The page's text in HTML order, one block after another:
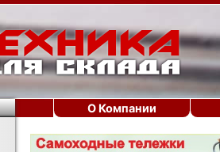
О Компании